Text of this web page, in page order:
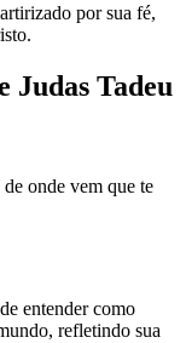
por sua fé,
Judas Tadeu
de onde vem que te
entender como
refletindo sua